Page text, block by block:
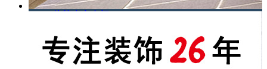
艾莱克合金门
诗尼曼整体定制